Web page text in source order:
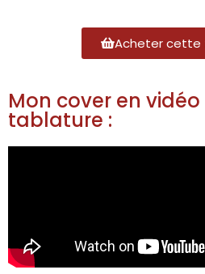
Acheter cette
Mon cover en
tablature :